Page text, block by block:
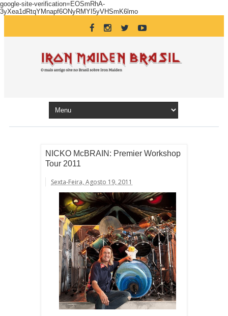
google-site-verification=EOSmRhA-
3yXea1dRtqYMnapf6ONyRMYI5yVHSmK6lmo
NICKO McBRAIN: Premier Workshop
Tour 2011
Sexta-Feira, Agosto 19, 2011